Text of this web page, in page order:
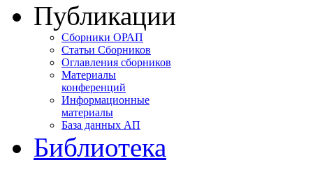
Публикации
Сборники ОРАП
Статьи Сборников
Оглавления сборников
Материалы
конференций
Информационные
материалы
База данных АП
Библиотека